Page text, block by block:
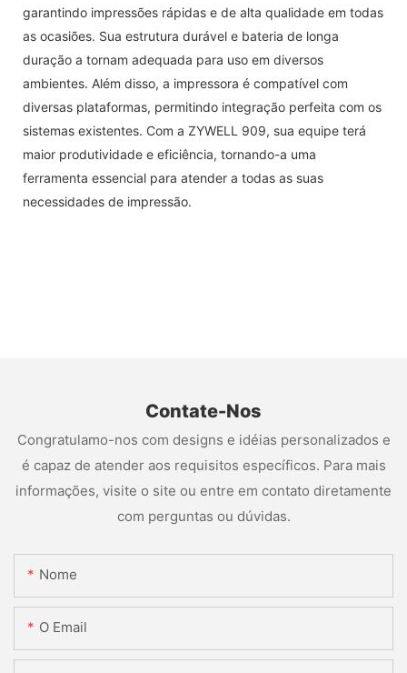
garantindo impressões rápidas e de alta qualidade em todas
as ocasiões. Sua estrutura durável e bateria de longa
duração a tornam adequada para uso em diversos
ambientes. Além disso, a impressora é compatível com
diversas plataformas, permitindo integração perfeita com os
sistemas existentes. Com a ZYWELL 909, sua equipe terá
maior produtividade e eficiência, tornando-a uma
ferramenta essencial para atender a todas as suas
necessidades de impressão.
Contate-Nos
Congratulamo-nos com designs e idéias personalizados e
é capaz de atender aos requisitos específicos. Para mais
informações, visite o site ou entre em contato diretamente
com perguntas ou dúvidas.
Nome
O Email